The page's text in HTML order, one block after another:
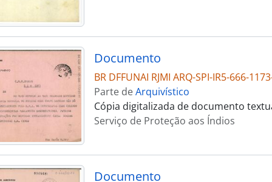
Documento
BR DFFUNAI RJMI ARQ-SPI-IR5-666-
Parte deArquivístico
Cópia digitalizada de documento
Serviço de Proteção aos Índios
Documento